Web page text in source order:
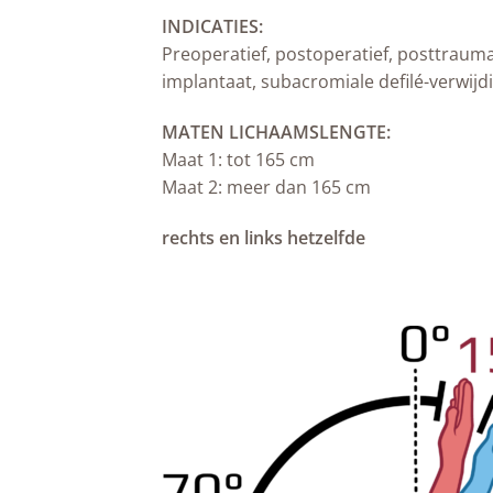
INDICATIES:
Preoperatief, postoperatief,
implantaat, subacromiale defilé-
MATEN LICHAAMSLENGTE:
Maat 1: tot 165 cm
Maat 2: meer dan 165 cm
rechts en links hetzelfde